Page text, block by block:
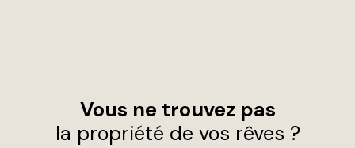
Vous ne trouvez pas
la propriété de vos rêves ?